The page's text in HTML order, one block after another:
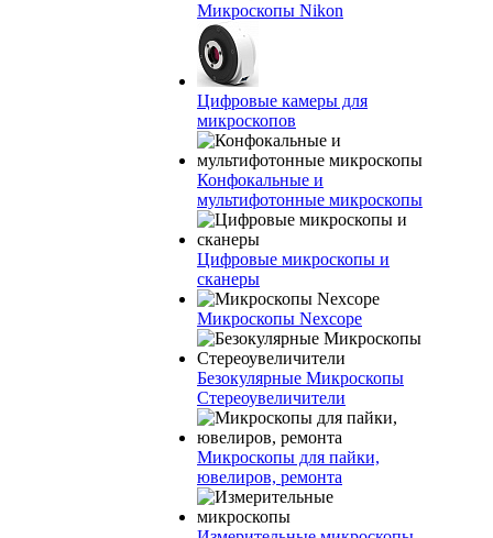
Микроскопы Nikon
Цифровые камеры для
микроскопов
Конфокальные и
мультифотонные микроскопы
Цифровые микроскопы и
сканеры
Микроскопы Nexcope
Безокулярные Микроскопы
Стереоувеличители
Микроскопы для пайки,
ювелиров, ремонта